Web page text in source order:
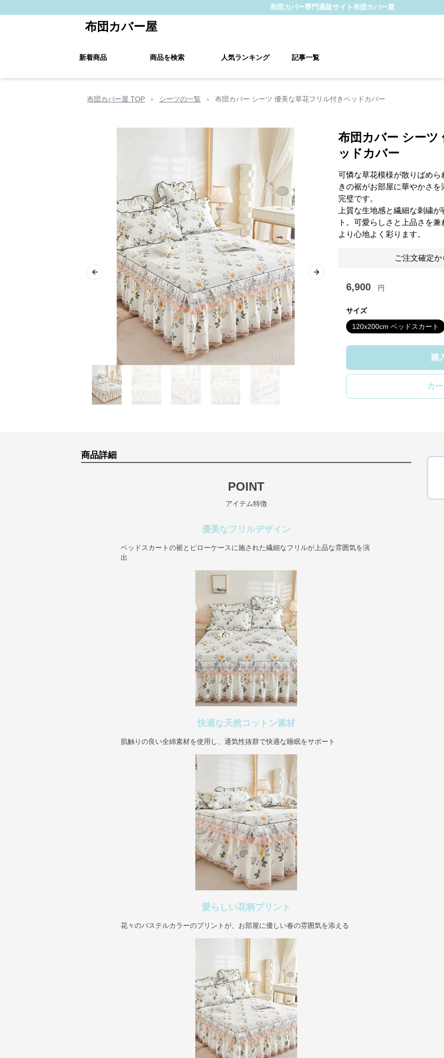
布団カバー専門通販サイト布団カバー屋
布団カバー屋
新着商品 商品を検索 人気ランキング 記事一覧
布団カバー屋 TOP › シーツの一覧 › 布団カバー シーツ 優美な草花フリル付きベッドカバー
Previous slide Next slide
布団カバー シーツ
ッドカバー
可憐な草花模様が散りばめ
きの裾がお部屋に華やかさ
完璧です。
上質な生地感と繊細な刺繍
ト。可愛らしさと上品さを
より心地よく彩ります。
ご注文確定
6,900 円
サイズ
120x200cm ベッドスカート
購
カ
商品詳細
POINT
アイテム特徴
優美なフリルデザイン
ベッドスカートの裾とピローケースに施された繊細なフリルが上品な雰囲気を演
出
快適な天然コットン素材
肌触りの良い全綿素材を使用し、通気性抜群で快適な睡眠をサポート
愛らしい花柄プリント
花々のパステルカラーのプリントが、お部屋に優しい春の雰囲気を添える